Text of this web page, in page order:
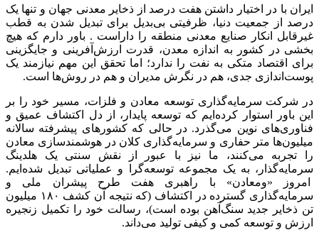
ایران با در اختیار داشتن هفت درصد از ذخایر معدنی جهان و تنها یک
درصد از جمعیت دنیا، ظرفیتی بی‌بدیل برای تبدیل شدن به قطب
غیرقابل انکار صنایع معدنی منطقه را داراست . باور دارم که هیچ
بخشی در کشور به اندازه معدن، قدرت ارزش‌آفرینی و جایگزینی
برای اقتصاد متکی به نفت را ندارد؛ اما تحقق این مهم نیازمند یک
پوست‌اندازی جدی، هم در نگرش مدیران و هم در روش‌ها است.
در شرکت سرمایه‌گذاری توسعه معادن و فلزات، مسیر خود را بر
این باور استوار کرده‌ایم که توسعه پایدار، از دل اکتشاف عمیق و
فناوری‌های نوین می‌گذرد. در حالی که کشورهای پیشرفته سالانه
میلیون‌ها متر حفاری و سرمایه‌گذاری کلان در هوشمندسازی معادن
را تجربه می‌کنند، ما نیز با عبور از نقش سنتی یک هلدینگ
سرمایه‌گذار، به یک مجموعه توسعه‌گرا و عملیاتی تبدیل شده‌ایم.
امروز «ومعادن» با راهبری هفت طرح پیشران ملی و
سرمایه‌گذاری گسترده در اکتشاف (که نتیجه آن کشف ۱۸۰ میلیون
تن ذخایر جدید سنگ‌آهن بوده است)، رسالت خود را تکمیل زنجیره
ارزش و توسعه کمی و کیفی تولید می‌داند.